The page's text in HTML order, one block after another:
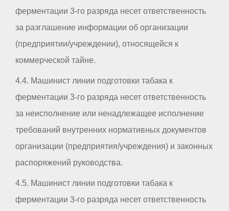
ферментации 3-го разряда несет ответственность
за разглашение информации об организации
(предприятии/учреждении), относящейся к
коммерческой тайне.
4.4. Машинист линии подготовки табака к
ферментации 3-го разряда несет ответственность
за неисполнение или ненадлежащее исполнение
требований внутренних нормативных документов
организации (предприятия/учреждения) и законных
распоряжений руководства.
4.5. Машинист линии подготовки табака к
ферментации 3-го разряда несет ответственность